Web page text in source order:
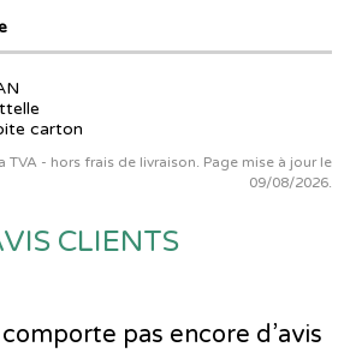
carton
TVA - hors frais de livraison. Page mise à jour le
09/08/2026.
CLIENTS
pas encore d’avis